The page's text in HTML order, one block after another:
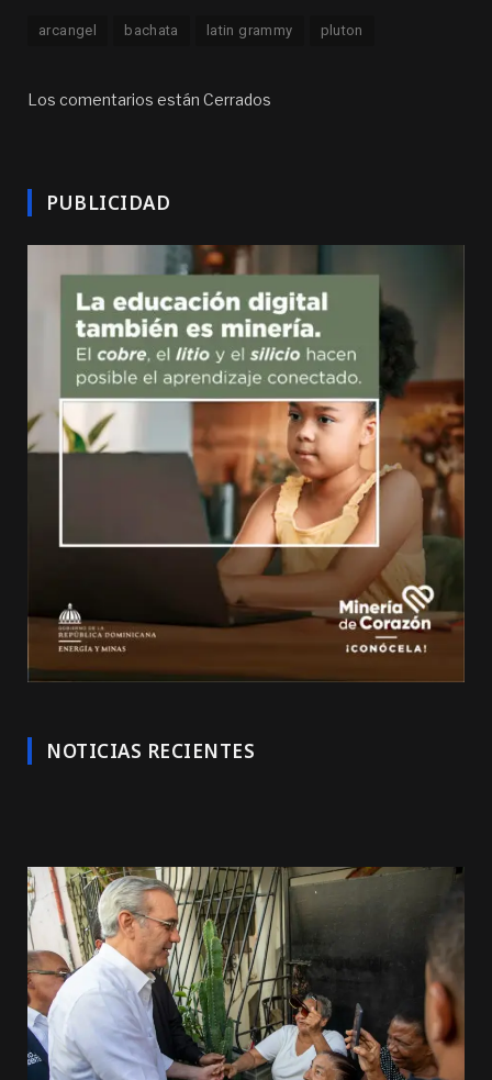
arcangel bachata latin grammy pluton
Los comentarios están Cerrados
PUBLICIDAD
NOTICIAS RECIENTES